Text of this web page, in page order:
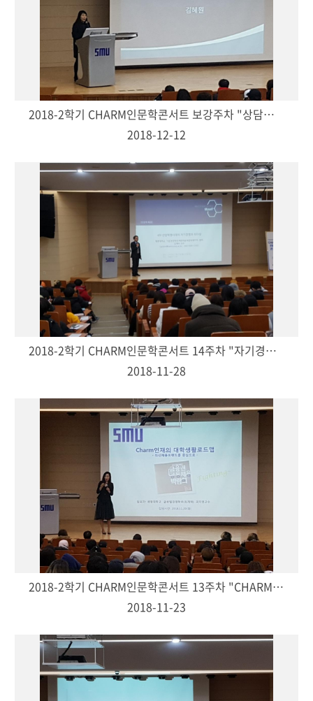
2018-2학기 CHARM인문학콘서트 보강주차 "상담심리학 이론으로 들여다보는 나의 삶, 너의 삶, 우리의 삶!-김혜원(교양대 교수)"
2018-12-12
2018-2학기 CHARM인문학콘서트 14주차 "자기경영과 리더십-김계수(경영학과 교수)"
2018-11-28
2018-2학기 CHARM인문학콘서트 13주차 "CHARM인재의 대학생활 로드맵-곽지영(회계학과 교수)"
2018-11-23